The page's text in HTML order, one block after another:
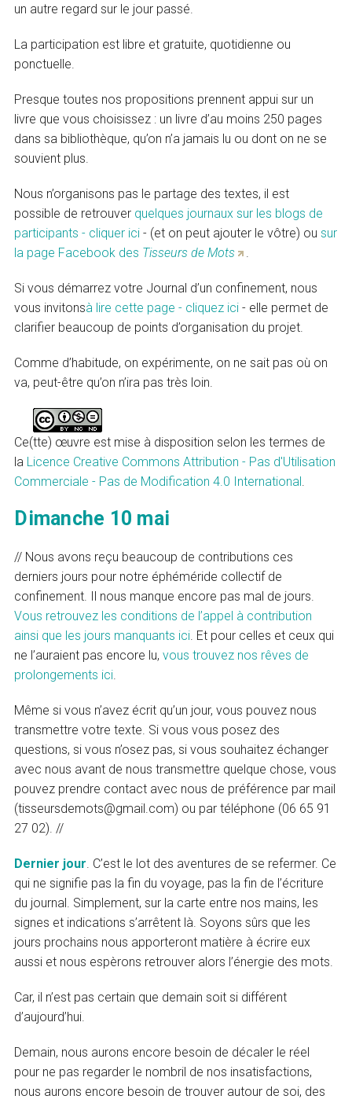
un autre regard sur le jour passé.
La participation est libre et gratuite, quotidienne ou
ponctuelle.
Presque toutes nos propositions prennent appui sur un
livre que vous choisissez : un livre d’au moins 250 pages
dans sa bibliothèque, qu’on n’a jamais lu ou dont on ne se
souvient plus.
Nous n’organisons pas le partage des textes, il est
possible de retrouver quelques journaux sur les blogs de
participants - cliquer ici - (et on peut ajouter le vôtre) ousur
la page Facebook des Tisseurs de Mots
Si vous démarrez votre Journal d’un confinement, nous
vous invitonsà lire cette page - cliquez ici - elle permet de
clarifier beaucoup de points d’organisation du projet.
Comme d’habitude, on expérimente, on ne sait pas où on
va, peut-être qu’on n’ira pas très loin.
Ce(tte) œuvre est mise à disposition selon les termes de
la Licence Creative Commons Attribution - Pas d'Utilisation
Commerciale - Pas de Modification 4.0 International
Dimanche 10 mai
// Nous avons reçu beaucoup de contributions ces
derniers jours pour notre éphéméride collectif de
confinement. Il nous manque encore pas mal de jours.
Vous retrouvez les conditions de l’appel à contribution
ainsi que les jours manquants ici. Et pour celles et ceux qui
ne l’auraient pas encore lu,vous trouvez nos rêves de
prolongements ici.
Même si vous n’avez écrit qu’un jour, vous pouvez nous
transmettre votre texte. Si vous vous posez des
questions, si vous n’osez pas, si vous souhaitez échanger
avec nous avant de nous transmettre quelque chose, vous
pouvez prendre contact avec nous de préférence par mail
(tisseursdemots@gmail.com) ou par téléphone (06 65 91
27 02). //
Dernier jour. C’est le lot des aventures de se refermer. Ce
qui ne signifie pas la fin du voyage, pas la fin de l’écriture
du journal. Simplement, sur la carte entre nos mains, les
signes et indications s’arrêtent là. Soyons sûrs que les
jours prochains nous apporteront matière à écrire eux
aussi et nous espèrons retrouver alors l’énergie des mots.
Car, il n’est pas certain que demain soit si différent
d’aujourd’hui.
Demain, nous aurons encore besoin de décaler le réel
pour ne pas regarder le nombril de nos insatisfactions,
nous aurons encore besoin de trouver autour de soi, des